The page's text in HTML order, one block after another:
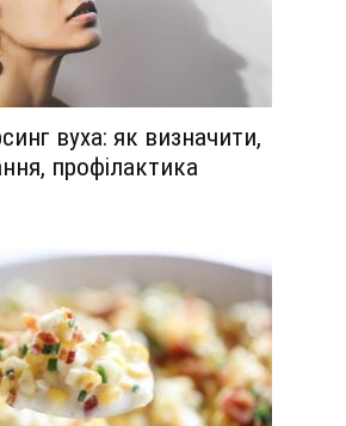
вуха: як визначити,
профілактика